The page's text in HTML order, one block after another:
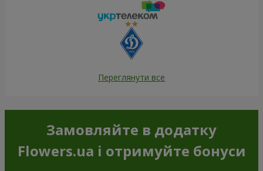
Переглянути все
Замовляйте в додатку
Flowers.ua і отримуйте бонуси